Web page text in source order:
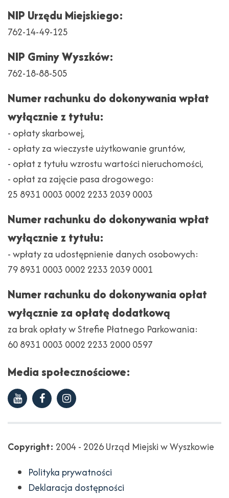
Informacji
Publicznej
NIP Urzędu Miejskiego:
762-14-49-125
NIP Gminy Wyszków:
762-18-88-505
Numer rachunku do dokonywania wpłat
wyłącznie z tytułu:
- opłaty skarbowej,
- opłaty za wieczyste użytkowanie gruntów,
- opłat z tytułu wzrostu wartości nieruchomości,
- opłat za zajęcie pasa drogowego:
25 8931 0003 0002 2233 2039 0003
Numer rachunku do dokonywania wpłat
wyłącznie z tytułu:
- wpłaty za udostępnienie danych osobowych:
79 8931 0003 0002 2233 2039 0001
Numer rachunku do dokonywania opłat
wyłącznie za opłatę dodatkową
za brak opłaty w Strefie Płatnego Parkowania:
60 8931 0003 0002 2233 2000 0597
Media społecznościowe:
YoutubeFacebookInstagram
Copyright
Copyright: 2004 - 2026 Urząd Miejski w Wyszkowie
Polityka prywatności
Deklaracja dostępności